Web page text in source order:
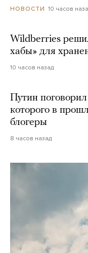
НОВОСТИ 10 часов
Wildberries
хабы» для
10 часов назад
Путин
которого в
блогеры
8 часов назад